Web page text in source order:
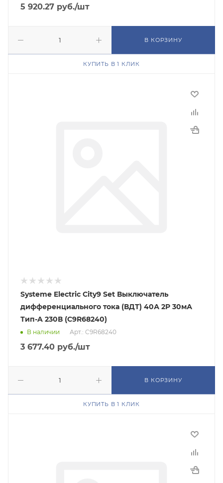
5 920.27 руб./шт
В КОРЗИНУ
КУПИТЬ В 1 КЛИК
Systeme Electric City9 Set Выключатель
дифференциального тока (ВДТ) 40А 2P 30мА
Тип-A 230В (C9R68240)
В наличии Арт.: C9R68240
3 677.40 руб./шт
В КОРЗИНУ
КУПИТЬ В 1 КЛИК